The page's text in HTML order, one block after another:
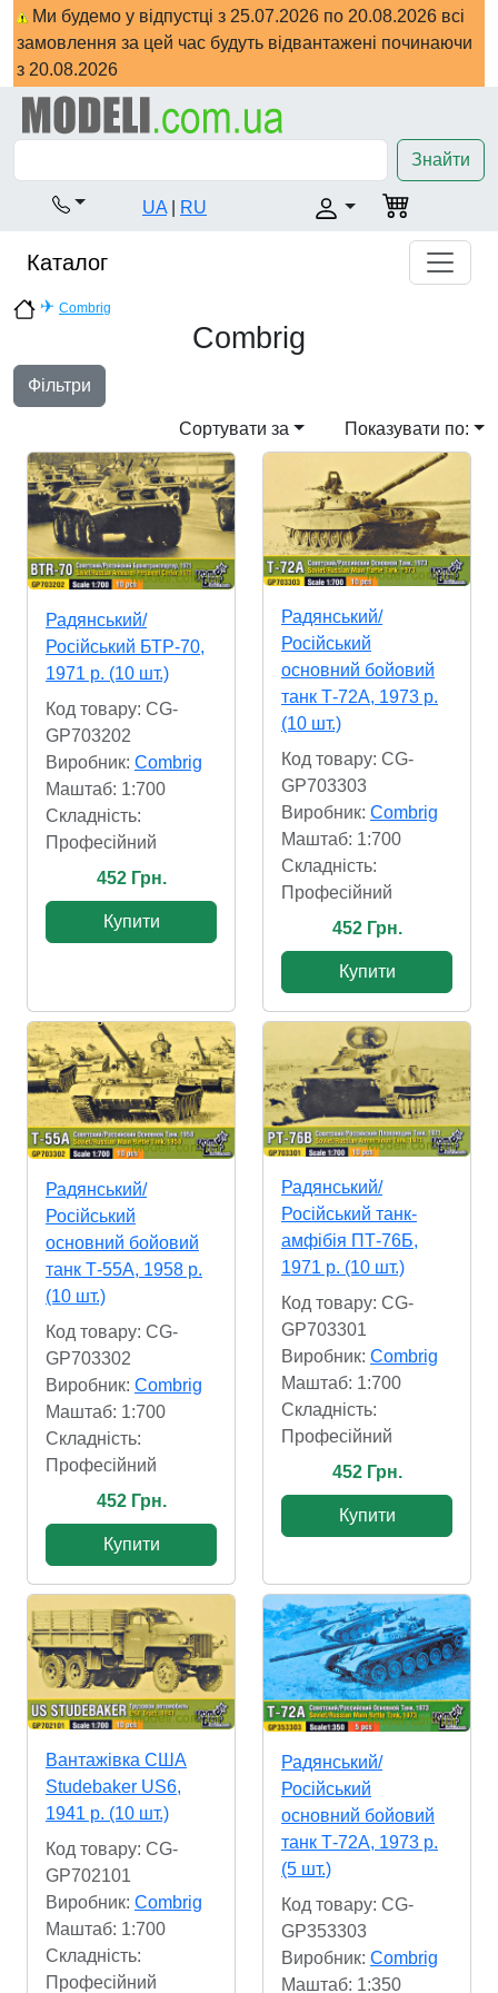
Ми будемо у відпустці з 25.07.2026 по 20.08.2026 всі
замовлення за цей час будуть відвантажені починаючи
з 20.08.2026
Знайти
UA RU
Каталог
✈ Combrig
Combrig
Фільтри
Сортувати за Показувати по:
Радянський/
Російський БТР-70,
1971 р. (10 шт.)
Код товару: CG-
GP703202
Виробник: Combrig
Маштаб: 1:700
Складність:
Професійний
452 Грн.
Купити
Радянський/
Російський
основний бойовий
танк Т-72А, 1973 р.
(10 шт.)
Код товару: CG-
GP703303
Виробник: Combrig
Маштаб: 1:700
Складність:
Професійний
452 Грн.
Купити
Радянський/
Російський
основний бойовий
танк Т-55А, 1958 р.
(10 шт.)
Код товару: CG-
GP703302
Виробник: Combrig
Маштаб: 1:700
Складність:
Професійний
452 Грн.
Купити
Радянський/
Російський танк-
амфібія ПТ-76Б,
1971 р. (10 шт.)
Код товару: CG-
GP703301
Виробник: Combrig
Маштаб: 1:700
Складність:
Професійний
452 Грн.
Купити
Вантажівка США
Studebaker US6,
1941 р. (10 шт.)
Код товару: CG-
GP702101
Виробник: Combrig
Маштаб: 1:700
Складність:
Професійний
Радянський/
Російський
основний бойовий
танк Т-72А, 1973 р.
(5 шт.)
Код товару: CG-
GP353303
Виробник: Combrig
Маштаб: 1:350